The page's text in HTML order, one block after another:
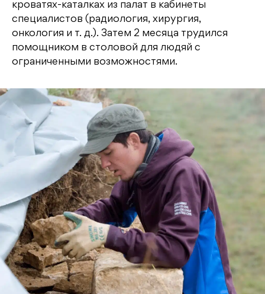
кроватях-каталках из палат в кабинеты
специалистов (радиология, хирургия,
онкология и т. д.). Затем 2 месяца трудился
помощником в столовой для людяй с
ограниченными возможностями.